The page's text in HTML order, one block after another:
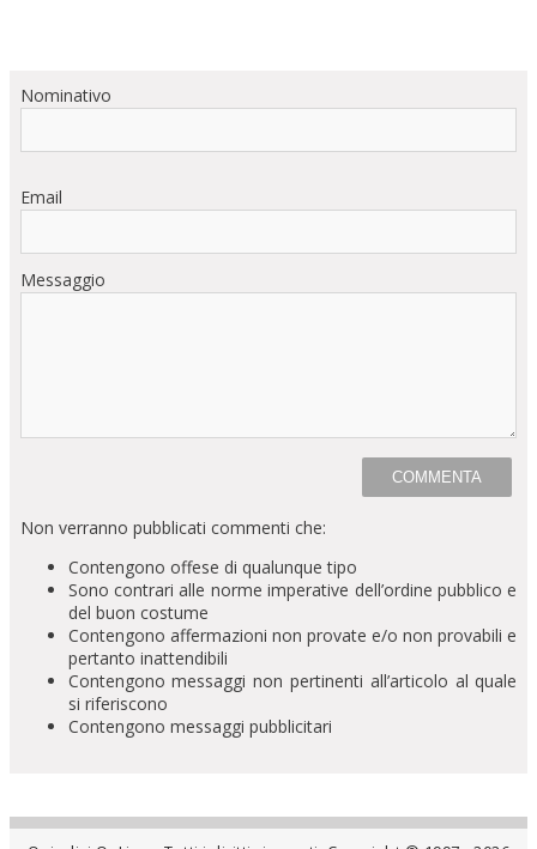
Nominativo
Email
Messaggio
Non verranno pubblicati commenti che:
Contengono offese di qualunque tipo
Sono contrari alle norme imperative dell’ordine pubblico e
del buon costume
Contengono affermazioni non provate e/o non provabili e
pertanto inattendibili
Contengono messaggi non pertinenti all’articolo al quale
si riferiscono
Contengono messaggi pubblicitari